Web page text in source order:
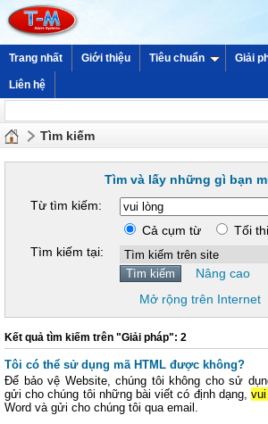
Trang nhất Giới thiệu Tiêu chuẩn Giải
Liên hệ
Tìm kiếm
Tìm và lấy những gì bạn
Từ tìm kiếm:
Cả cụm từ
Tối
Tìm kiếm tại:
Nâng cao
Mở rộng trên Internet
Kết quả tìm kiếm trên "Giải pháp": 2
Tôi có thể sử dụng mã HTML được không?
Để bảo vệ Website, chúng tôi không cho sử
gửi cho chúng tôi những bài viết có định dạng,
Word và gửi cho chúng tôi qua email.